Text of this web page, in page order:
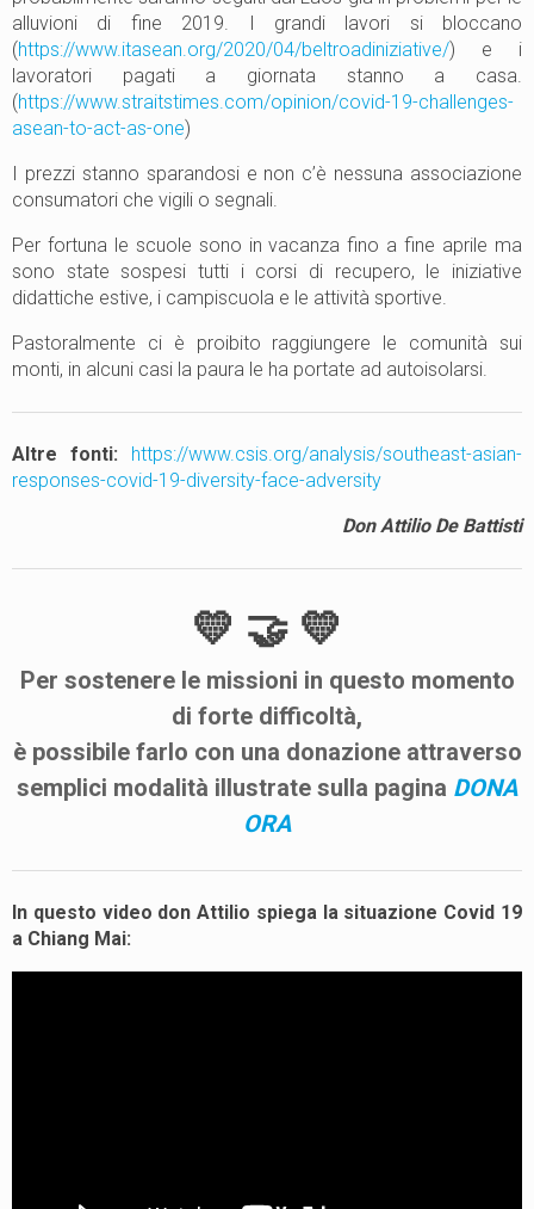
alluvioni di fine 2019. I grandi lavori si bloccano
(https://www.itasean.org/2020/04/beltroadiniziative/) e i
lavoratori pagati a giornata stanno a casa.
(https://www.straitstimes.com/opinion/covid-19-challenges-
asean-to-act-as-one)
I prezzi stanno sparandosi e non c’è nessuna associazione
consumatori che vigili o segnali.
Per fortuna le scuole sono in vacanza fino a fine aprile ma
sono state sospesi tutti i corsi di recupero, le iniziative
didattiche estive, i campiscuola e le attività sportive.
Pastoralmente ci è proibito raggiungere le comunità sui
monti, in alcuni casi la paura le ha portate ad autoisolarsi.
Altre fonti:
https://www.csis.org/analysis/southeast-asian-
responses-covid-19-diversity-face-adversity
Don Attilio De Battisti
💛 🤝 💛
Per sostenerele missioni in questo momento
di forte difficoltà,
è possibile farlo con una donazione attraverso
semplici modalità illustrate sulla pagina DONA
ORA
In questo video don Attilio spiega la situazione Covid 19
a Chiang Mai: